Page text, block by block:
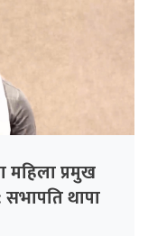
महिला प्रमुख
सभापति थापा